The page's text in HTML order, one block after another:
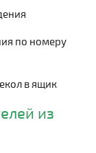
по номеру
в ящик
из